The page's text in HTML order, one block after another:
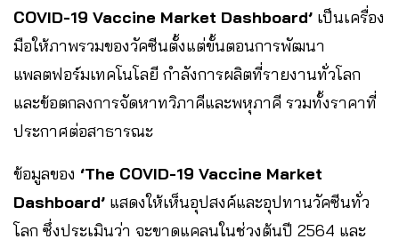
COVID-19 Vaccine Market Dashboard’ เป็นเครื่อง
มือให้ภาพรวมของวัคซีนตั้งแต่ขั้นตอนการพัฒนา
แพลตฟอร์มเทคโนโลยี กำลังการผลิตที่รายงานทั่วโลก
และข้อตกลงการจัดหาทวิภาคีและพหุภาคี รวมทั้งราคาที่
ประกาศต่อสาธารณะ
ข้อมูลของ ‘The COVID-19 Vaccine Market
Dashboard’ แสดงให้เห็นอุปสงค์และอุปทานวัคซีนทั่ว
โลก ซึ่งประเมินว่า จะขาดแคลนในช่วงต้นปี 2564 และ